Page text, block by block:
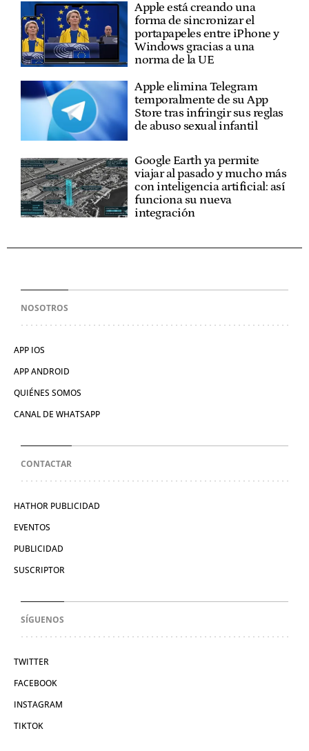
Apple está creando una
forma de sincronizar el
portapapeles entre iPhone y
Windows gracias a una
norma de la UE
Apple elimina Telegram
temporalmente de su App
Store tras infringir sus reglas
de abuso sexual infantil
Google Earth ya permite
viajar al pasado y mucho más
con inteligencia artificial: así
funciona su nueva
integración
NOSOTROS
APP IOS
APP ANDROID
QUIÉNES SOMOS
CANAL DE WHATSAPP
CONTACTAR
HATHOR PUBLICIDAD
EVENTOS
PUBLICIDAD
SUSCRIPTOR
SÍGUENOS
TWITTER
FACEBOOK
INSTAGRAM
TIKTOK